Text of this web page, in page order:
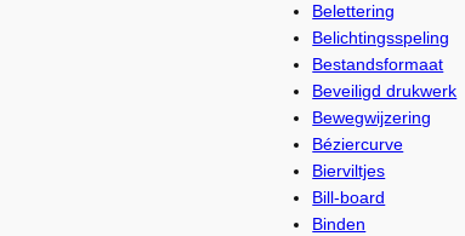
Belettering
Belichtingsspeling
Bestandsformaat
Beveiligd drukwerk
Bewegwijzering
Béziercurve
Bierviltjes
Bill-board
Binden